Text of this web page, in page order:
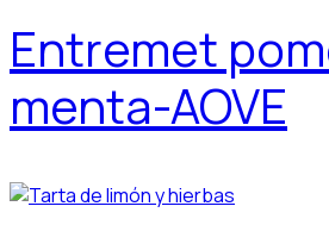
Entremet
menta-AOVE